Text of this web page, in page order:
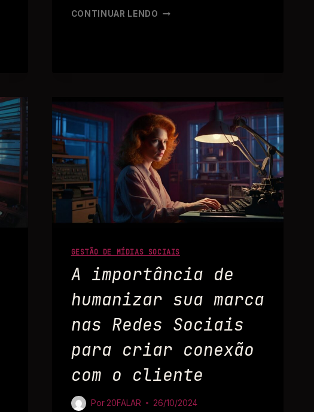
CONTINUAR LENDO
GESTÃO DE MÍDIAS SOCIAIS
A importância de
humanizar sua marca
nas Redes Sociais
para criar conexão
com o cliente
Por 20FALAR 26/10/2024